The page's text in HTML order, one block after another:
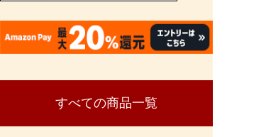
すべての商品一覧